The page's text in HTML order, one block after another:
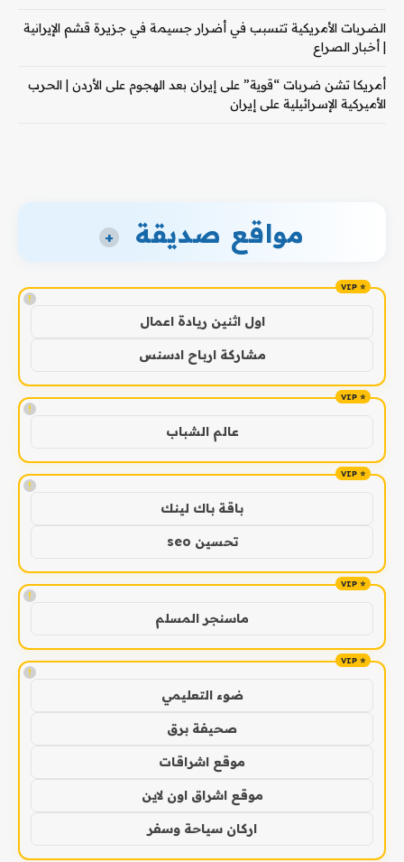
الضربات الأمريكية تتسبب في أضرار جسيمة في جزيرة قشم الإيرانية
| أخبار الصراع
أمريكا تشن ضربات “قوية” على إيران بعد الهجوم على الأردن | الحرب
الأميركية الإسرائيلية على إيران
مواقع صديقة +
!
اول اثنين ريادة اعمال
مشاركة ارباح ادسنس
!
عالم الشباب
!
باقة باك لينك
تحسين seo
!
ماسنجر المسلم
!
ضوء التعليمي
صحيفة برق
موقع اشراقات
موقع اشراق اون لاين
اركان سياحة وسفر